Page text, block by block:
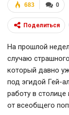
0
683
Поделиться
На прошлой
случаю
который давно
под эгидой Гей-
работу в столице
от всеобщего